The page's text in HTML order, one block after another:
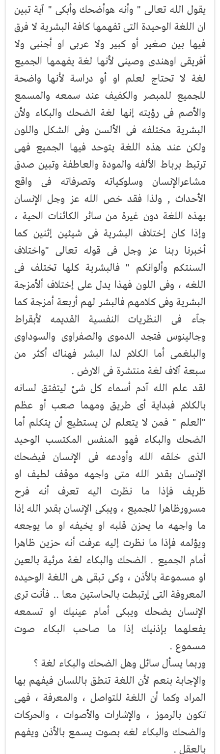
يقول الله تعالى " وأنه هوأضحك وأبكى " ٱية تبين
ان اللغة الوحيدة التى تفهمها كافة البشرية لا فرق
فيها بين صغير أو كبير ولا عربى او أجنبى ولا
أفريقى اوهندى وصينى لأنها لغة يفهمها الجميع
لغة لا تحتاج لعلم او أو دراسة لأنها واضحة
للجميع للمبصر والكفيف عند سمعه والمسمع
والأصم فى رؤيته إنها لغة الضحك والبكاء ولأن
البشرية مختلفه فى الألسن وفى الشكل واللون
ولكن عند هذه اللغة يتوحد فيها الجميع فهى
ترتبط برباط الألفه والمودة والعاطفة وتبين صدق
مشاعرالإنسان وسلوكياته وتصرفاته فى واقع
الأحداث , ولذا فقد خص الله عز وجل الإنسان
بهذه اللغة دون غيرة من سائر الكائنات الحية ،
وإذا كان إختلاف البشرية فى شيئين إثنين كما
أخبرنا ربنا عز وجل فى قوله تعالى "واختلاف
السنتكم وألوانكم " فالبشرية كلها تختلف فى
اللغه ، وفى اللون فهذا يدل على إختلاف ألأمزجة
البشرية وفى كلامهم فالبشر لهم أربعة أمزجة كما
جٱء فى النظريات النفسية القديمه لأبقراط
وجالينوس فتجد الدموى والصفراوى والسوداوى
والبلغمى أما الكلام لدا البشر فهناك أكثر من
سبعة ٱلاف لغة منتشرة فى الارض .
لقد علم الله آدم أسماء كل شئ ليتفتق لسانه
بالكلام فبداية أى طريق ومهما صعب أو عظم
"العلم " فمن لا يتعلم لن يستطيع أن يتكلم أما
الضحك والبكاء فهو المنفس المكتسب الوحيد
الذى خلقه الله وأودعه فى الإنسان فيضحك
الإنسان بقدر الله متى واجهه موقف لطيف او
ظريف فإذا ما نظرت اليه تعرف أنه فرح
مسرورظاهرا للجميع ، ويبكى الإنسان بقدر الله إذا
ما واجهه ما يحزن قلبه او يخيفه او ما يوجعه
ويؤلمه فإذا ما نظرت إليه عرفت أنه حزين ظاهرا
أمام الجميع . الضحك والبكاء لغة مرئية بالعين
او مسموعة بالأذن ، وكى تبقى هى اللغة الوحيده
المعروفة التى إرتبطت بالحاستين معا .. فأنت ترى
الإنسان يضحك ويبكى أمام عينيك او تسمعه
يفعلهما بإذنيك إذا ما صاحب البكاء صوت
مسموع .
وربما يسأل سائل وهل الضحك والبكاء لغة ؟
والإجابة بنعم لأن اللغة تنطق باللسان فيفهم بها
المراد وكما أن اللغة للتواصل ، والمعرفة ، فهى
تكون بالرموز ، والإشارات والأصوات ، والحركات
والضحك والبكاء لغه بصوت يسمع بالأذن ويفهم
بالعقل .